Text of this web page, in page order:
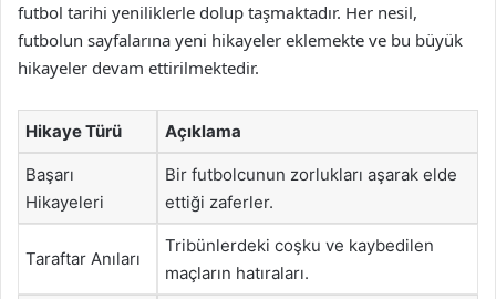
futbol tarihi yeniliklerle dolup taşmaktadır. Her nesil,
futbolun sayfalarına yeni hikayeler eklemekte ve bu büyük
hikayeler devam ettirilmektedir.
Hikaye Türü Açıklama
Başarı
Hikayeleri
Bir futbolcunun zorlukları aşarak elde
ettiği zaferler.
Taraftar Anıları
Tribünlerdeki coşku ve kaybedilen
maçların hatıraları.